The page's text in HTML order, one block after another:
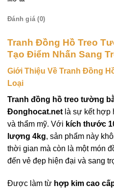
Đánh giá (0)
Tranh Đồng Hồ Treo
Tạo Điểm Nhấn Sang
Giới Thiệu Về Tranh Đồng
Loại
Tranh đồng hồ treo tường
Đonghocat.net là sự kết hợp
và thẩm mỹ. Với kích thước
lượng 4kg, sản phẩm này
thời gian mà còn là một món
đến vẻ đẹp hiện đại và sang
Được làm từ hợp kim cao